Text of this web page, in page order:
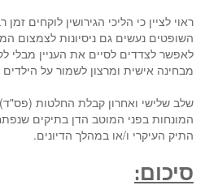
ראוי לציין כי הליכי הגירושין לוקחים
השופטים נעשים גם ניסיונות לצמצום
לאפשר לצדדים לסיים את העניין
מבחינה אישית ומרצון לשמור על
שלב שלישי ואחרון קבלת החלטות
המונחות בפני המוטב הדן בתיקים
התיק העיקרי ו/או במהלך הדיונים.
סיכום: